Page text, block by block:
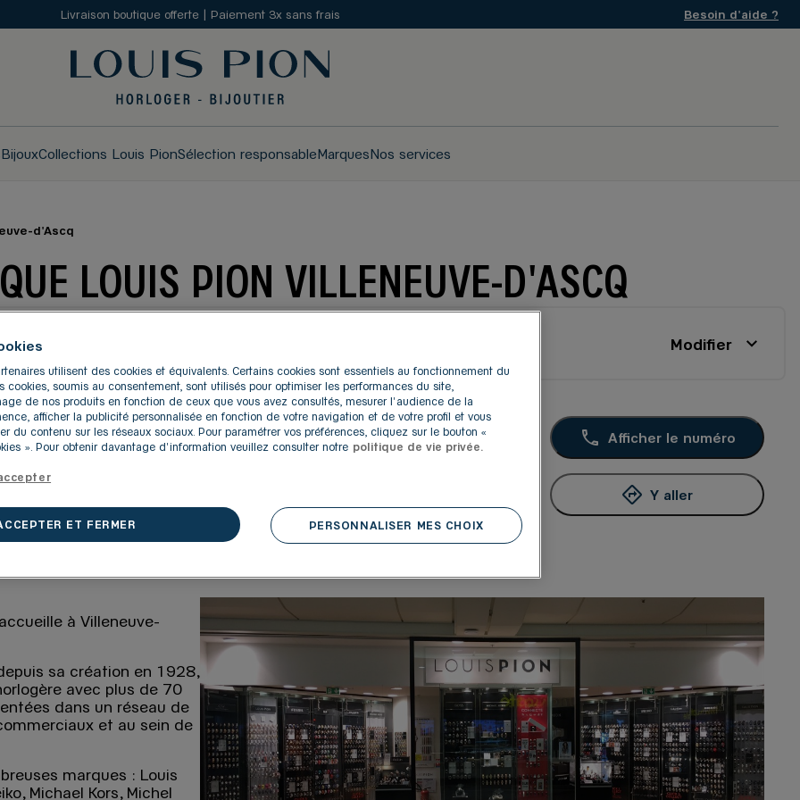
Livraison boutique offerte | Paiement 3x sans frais Besoin d'aide ?
BijouxCollections Louis PionSélection responsableMarquesNos services
d'Ascq
LOUIS PION VILLENEUVE-D'ASCQ
D'ASCQ Modifier
D'ASCQ Afficher le numéro
Y aller
à Villeneuve-
sa création en 1928,
avec plus de 70
dans un réseau de
et au sein de
marques : Louis
Michael Kors, Michel
utilisent des cookies et équivalents. Certains cookies sont essentiels au fonctionnement du
cookies, soumis au consentement, sont utilisés pour optimiser les performances du site,
de nos produits en fonction de ceux que vous avez consultés, mesurer l'audience de la
afficher la publicité personnalisée en fonction de votre navigation et de votre profil et vous
du contenu sur les réseaux sociaux. Pour paramétrer vos préférences, cliquez sur le bouton «
». Pour obtenir davantage d'information veuillez consulter notre politique de vie privée.
PERSONNALISER MES CHOIX
ET FERMER